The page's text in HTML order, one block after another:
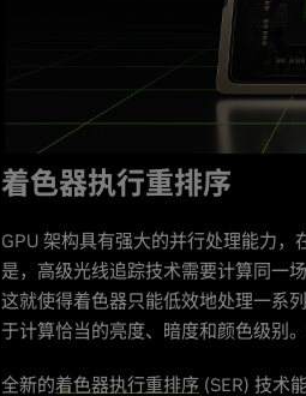
着色器执行重排序
GPU 架构具有强大的并行处理能力
是，高级光线追踪技术需要计算同一
这就使得着色器只能低效地处理一系
于计算恰当的亮度、暗度和颜色级别
全新的着色器执行重排序 (SER) 技术